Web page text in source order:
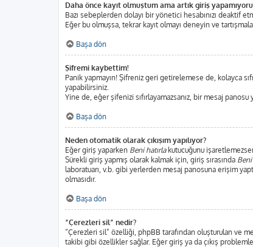
Daha önce kayıt olmuştum ama artık giriş
Bazı sebeplerden dolayı bir yönetici hesabınızı deaktif
Eğer bu olmuşsa, tekrar kayıt olmayı deneyin ve
Başa dön
Şifremi kaybettim!
Panik yapmayın! Şifreniz geri getirelemese de, kolayca
yapabilirsiniz.
Yine de, eğer şifenizi sıfırlayamazsanız, bir mesaj
Başa dön
Neden otomatik olarak çıkışım yapılıyor?
Eğer giriş yaparken Beni hatırlakutucuğunu
Sürekli giriş yapmış olarak kalmak için, giriş sırasında Beni
laboratuarı, v.b. gibi yerlerden mesaj panosuna erişim
olmasıdır.
Başa dön
“Çerezleri sil” nedir?
“Çerezleri sil” özelliği, phpBB tarafından oluşturulan ve
takibi gibi özellikler sağlar. Eğer giriş ya da çıkış